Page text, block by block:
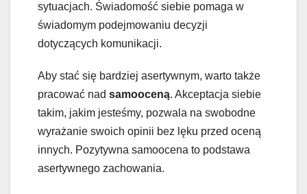
sytuacjach. Świadomość siebie pomaga w
świadomym podejmowaniu decyzji
dotyczących komunikacji.
Aby stać się bardziej asertywnym, warto także
pracować nad samooceną. Akceptacja siebie
takim, jakim jesteśmy, pozwala na swobodne
wyrażanie swoich opinii bez lęku przed oceną
innych. Pozytywna samoocena to podstawa
asertywnego zachowania.